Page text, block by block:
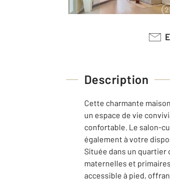
Description
Cette charmante
un espace de vie
confortable. Le salon-
également à votre
Située dans un
maternelles et
accessible à pied,